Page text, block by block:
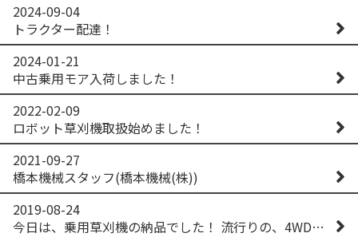
2024-09-04
トラクター配達！
2024-01-21
中古乗用モア入荷しました！
2022-02-09
ロボット草刈機取扱始めました！
2021-09-27
橋本機械スタッフ(橋本機械(株))
2019-08-24
今日は、乗用草刈機の納品でした！ 流行りの、4WD！ #イセキアグリ #オーレック #四駆 #増税間近